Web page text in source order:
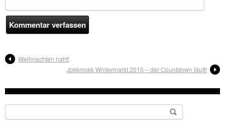
Weihnachten naht!
Jokkmokk Wintermarkt 2015 – der Countdown läuft!